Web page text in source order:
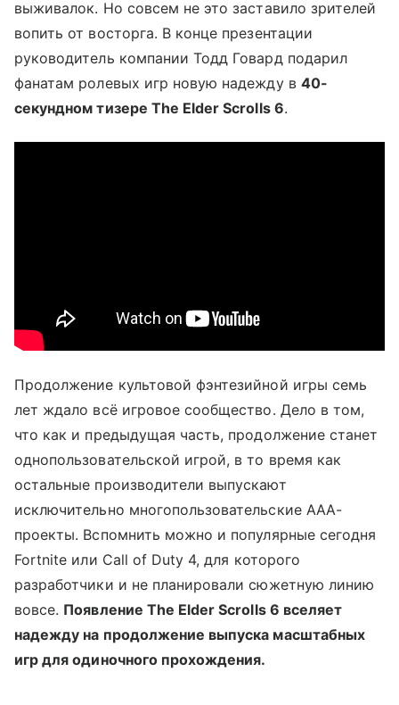
выживалок. Но совсем не это заставило зрителей
вопить от восторга. В конце презентации
руководитель компании Тодд Говард подарил
фанатам ролевых игр новую надежду в 40-
секундном тизере The Elder Scrolls 6.
Продолжение культовой фэнтезийной игры семь
лет ждало всё игровое сообщество. Дело в том,
что как и предыдущая часть, продолжение станет
однопользовательской игрой, в то время как
остальные производители выпускают
исключительно многопользовательские ААА-
проекты. Вспомнить можно и популярные сегодня
Fortnite или Call of Duty 4, для которого
разработчики и не планировали сюжетную линию
вовсе. Появление The Elder Scrolls 6 вселяет
надежду на продолжение выпуска масштабных
игр для одиночного прохождения.